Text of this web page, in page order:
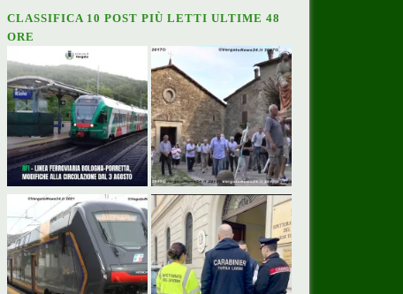
CLASSIFICA 10 POST PIÙ LETTI ULTIME 48
ORE